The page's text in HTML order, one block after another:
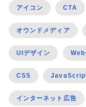
アイコン CTA
オウンドメディア
UIデザイン Web
CSS
インターネット広告